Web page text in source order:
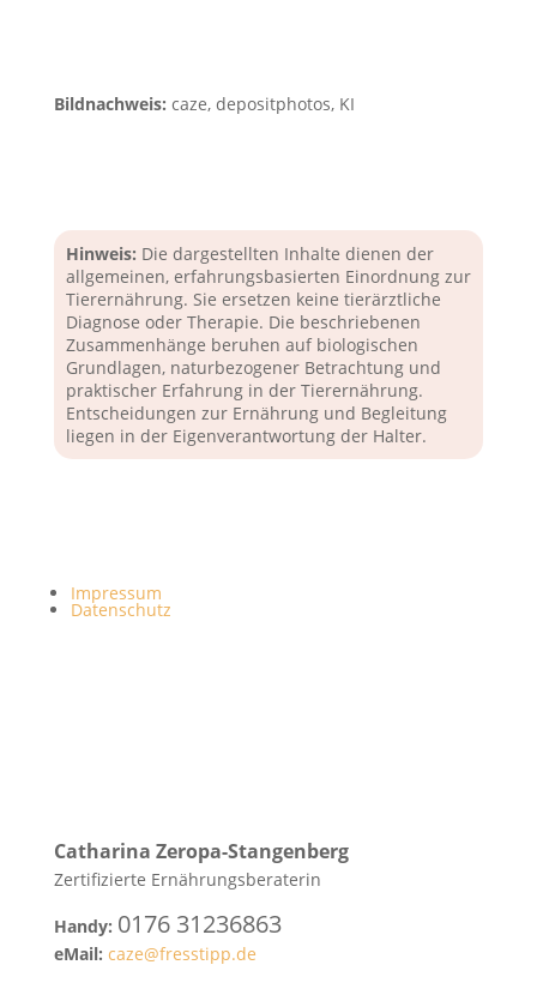
Bildnachweis: caze, depositphotos, KI
Hinweis: Die dargestellten Inhalte dienen der
allgemeinen, erfahrungsbasierten Einordnung zur
Tierernährung. Sie ersetzen keine tierärztliche
Diagnose oder Therapie. Die beschriebenen
Zusammenhänge beruhen auf biologischen
Grundlagen, naturbezogener Betrachtung und
praktischer Erfahrung in der Tierernährung.
Entscheidungen zur Ernährung und Begleitung
liegen in der Eigenverantwortung der Halter.
Impressum
Datenschutz
Catharina Zeropa-Stangenberg
Zertifizierte Ernährungsberaterin
Handy: 0176 31236863
eMail: caze@fresstipp.de